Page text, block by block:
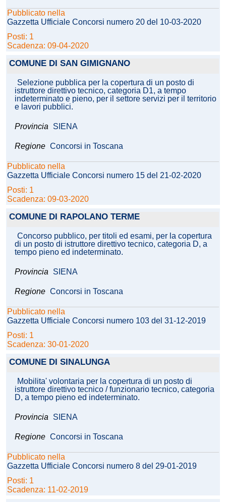
Pubblicato nella
Gazzetta Ufficiale Concorsi numero 20 del 10-03-2020
Posti: 1
Scadenza: 09-04-2020
COMUNE DI SAN GIMIGNANO
Selezione pubblica per la copertura di un posto di
istruttore direttivo tecnico, categoria D1, a tempo
indeterminato e pieno, per il settore servizi per il territorio
e lavori pubblici.
Provincia SIENA
Regione Concorsi in Toscana
Pubblicato nella
Gazzetta Ufficiale Concorsi numero 15 del 21-02-2020
Posti: 1
Scadenza: 09-03-2020
COMUNE DI RAPOLANO TERME
Concorso pubblico, per titoli ed esami, per la copertura
di un posto di istruttore direttivo tecnico, categoria D, a
tempo pieno ed indeterminato.
Provincia SIENA
Regione Concorsi in Toscana
Pubblicato nella
Gazzetta Ufficiale Concorsi numero 103 del 31-12-2019
Posti: 1
Scadenza: 30-01-2020
COMUNE DI SINALUNGA
Mobilita' volontaria per la copertura di un posto di
istruttore direttivo tecnico / funzionario tecnico, categoria
D, a tempo pieno ed indeterminato.
Provincia SIENA
Regione Concorsi in Toscana
Pubblicato nella
Gazzetta Ufficiale Concorsi numero 8 del 29-01-2019
Posti: 1
Scadenza: 11-02-2019